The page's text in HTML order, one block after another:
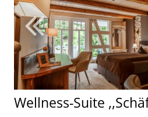
Wellness-Suite